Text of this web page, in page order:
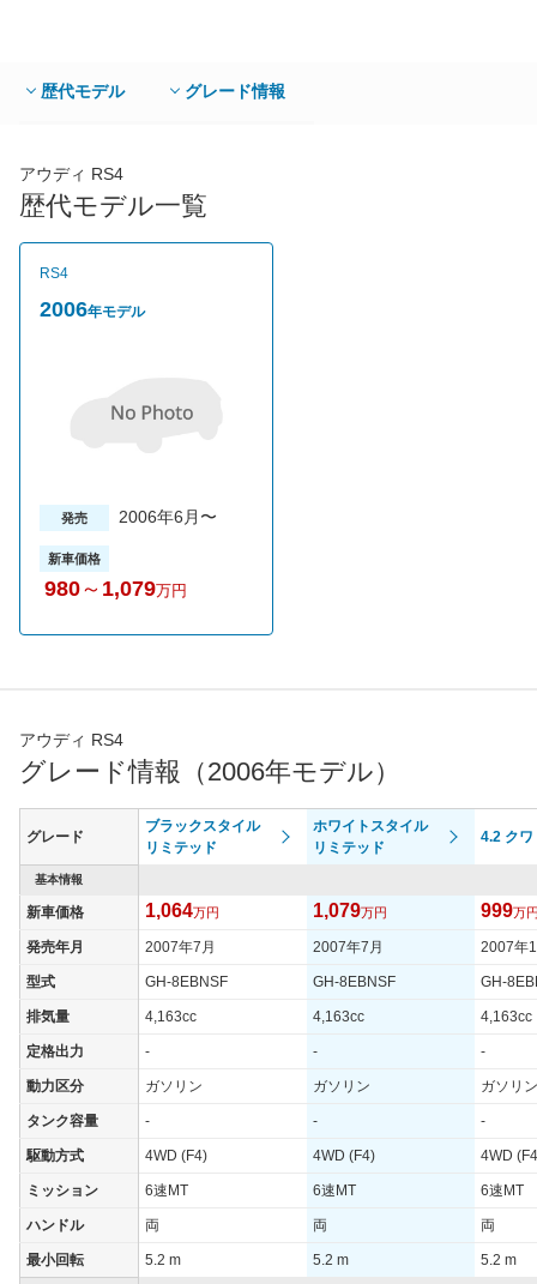
歴代モデル グレード情報
アウディ RS4
歴代モデル一覧
RS4
2006年モデル
発売 2006年6月〜
新車価格
980～ 1,079万円
アウディ RS4
グレード情報（2006年モデル）
グレード
ブラックスタイル
リミテッド
ホワイトスタイル
リミテッド
4.2 クワ
基本情報
新車価格 1,064万円 1,079万円 999万
発売年月 2007年7月 2007年7月 2007年
型式 GH-8EBNSF GH-8EBNSF GH-
排気量 4,163cc 4,163cc 4,163cc
定格出力 - - -
動力区分 ガソリン ガソリン ガソリン
タンク容量 - - -
駆動方式 4WD (F4) 4WD (F4) 4WD
ミッション 6速MT 6速MT 6速MT
ハンドル 両 両 両
最小回転 5.2 m 5.2 m 5.2 m